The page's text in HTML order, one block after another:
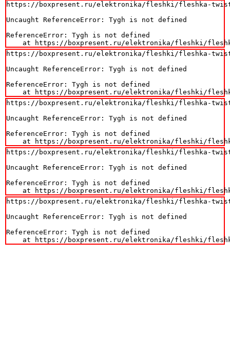
https://boxpresent.ru/elektronika/fleshki/fleshka-twist-
Uncaught ReferenceError: Tygh is not defined
ReferenceError: Tygh is not defined
at https://boxpresent.ru/elektronika/fleshki/
https://boxpresent.ru/elektronika/fleshki/fleshka-twist-
Uncaught ReferenceError: Tygh is not defined
ReferenceError: Tygh is not defined
at https://boxpresent.ru/elektronika/fleshki/
https://boxpresent.ru/elektronika/fleshki/fleshka-twist-
Uncaught ReferenceError: Tygh is not defined
ReferenceError: Tygh is not defined
at https://boxpresent.ru/elektronika/fleshki/
https://boxpresent.ru/elektronika/fleshki/fleshka-twist-
Uncaught ReferenceError: Tygh is not defined
ReferenceError: Tygh is not defined
at https://boxpresent.ru/elektronika/fleshki/
https://boxpresent.ru/elektronika/fleshki/fleshka-twist-
Uncaught ReferenceError: Tygh is not defined
ReferenceError: Tygh is not defined
at https://boxpresent.ru/elektronika/fleshki/